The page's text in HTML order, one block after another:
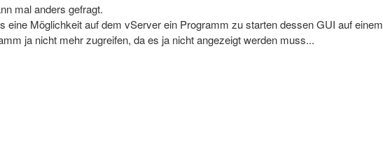
mal anders gefragt.
eine Möglichkeit auf dem vServer ein Programm zu starten dessen GUI auf
ja nicht mehr zugreifen, da es ja nicht angezeigt werden muss...